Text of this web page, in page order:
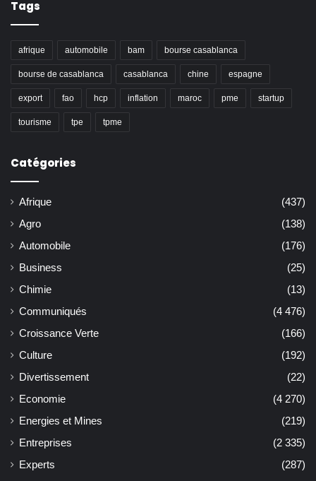
Tags
afrique automobile bam bourse casablanca
bourse de casablanca casablanca chine espagne
export fao hcp inflation maroc pme startup
tourisme tpe tpme
Catégories
Afrique
(437)
Agro
(138)
Automobile
(176)
Business
(25)
Chimie
(13)
Communiqués
(4 476)
Croissance Verte
(166)
Culture
(192)
Divertissement
(22)
Economie
(4 270)
Energies et Mines
(219)
Entreprises
(2 335)
Experts
(287)